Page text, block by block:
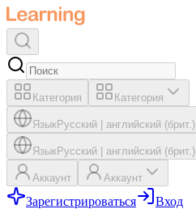
Категория Категория
ЯзыкРусский английский (брит.)
ЯзыкРусский английский (брит.)
Аккаунт Аккаунт
Зарегистрироваться Вход